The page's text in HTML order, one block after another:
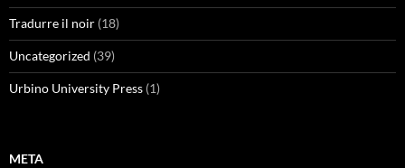
Tradurre il noir (18)
Uncategorized (39)
Urbino University Press (1)
META